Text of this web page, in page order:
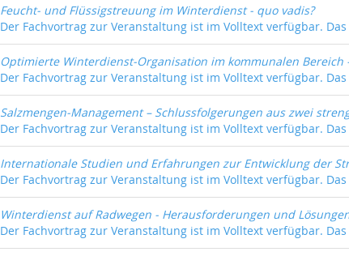
Feucht- und Flüssigstreuung im Winterdienst - quo vadis?
Der Fachvortrag zur Veranstaltung ist im Volltext verfügbar.
Optimierte Winterdienst-Organisation im kommunalen Bereich
Der Fachvortrag zur Veranstaltung ist im Volltext verfügbar.
Salzmengen-Management – Schlussfolgerungen aus zwei
Der Fachvortrag zur Veranstaltung ist im Volltext verfügbar.
Internationale Studien und Erfahrungen zur Entwicklung der
Der Fachvortrag zur Veranstaltung ist im Volltext verfügbar.
Winterdienst auf Radwegen - Herausforderungen und
Der Fachvortrag zur Veranstaltung ist im Volltext verfügbar.